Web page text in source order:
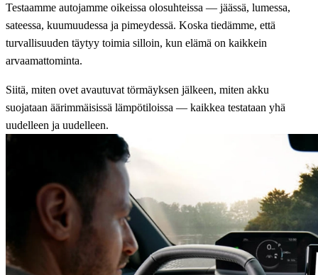
Testaamme autojamme oikeissa olosuhteissa — jäässä, lumessa,
sateessa, kuumuudessa ja pimeydessä. Koska tiedämme, että
turvallisuuden täytyy toimia silloin, kun elämä on kaikkein
arvaamattominta.
Siitä, miten ovet avautuvat törmäyksen jälkeen, miten akku
suojataan äärimmäisissä lämpötiloissa — kaikkea testataan yhä
uudelleen ja uudelleen.